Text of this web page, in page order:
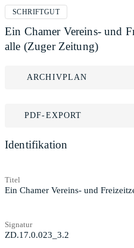
SCHRIFTGUT
Ein Chamer Vereins- und
alle (Zuger Zeitung)
ARCHIVPLAN
PDF-EXPORT
Identifikation
Titel
Ein Chamer Vereins- und
Signatur
ZD.17.0.023_3.2